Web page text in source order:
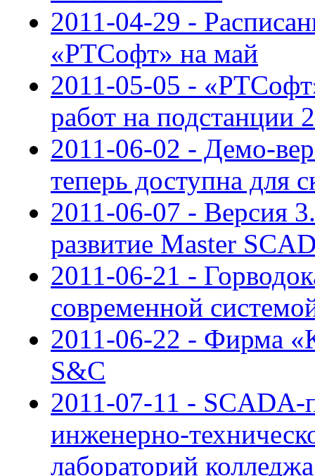
2011-04-29 -
«РТСофт» на май
2011-05-05 -
работ на подстанции
2011-06-02 - Демо-
теперь доступна для
2011-06-07 - Версия
развитие Master
2011-06-21 -
современной
2011-06-22 - Фирма
S&C
2011-07-11 - SCADA-
инженерно-
лабораторий